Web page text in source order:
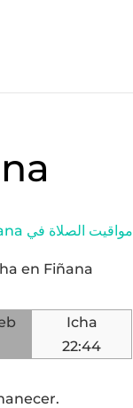
Fiñana مواقيت الصلاة في
en Fiñana
Icha
22:44